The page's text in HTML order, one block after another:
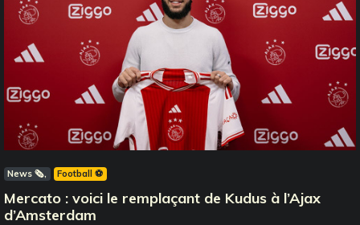
News 🗞️ Football ⚽️
Mercato : voici le remplaçant de Kudus à l’Ajax
d’Amsterdam